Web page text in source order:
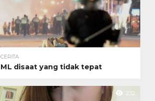
CERITA
ML disaat yang tidak tepat
232